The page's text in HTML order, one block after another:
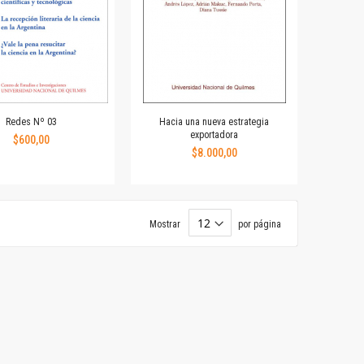
Redes Nº 03
$600,00
Hacia una nueva estrategia
exportadora
$8.000,00
Mostrar por página